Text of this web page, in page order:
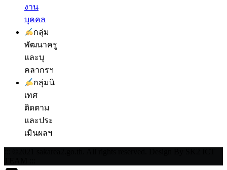
งาน
บุคคล
กลุ่ม
พัฒนาครู
และบุ
คลากรฯ
กลุ่มนิ
เทศ
ติดตาม
และประ
เมินผลฯ